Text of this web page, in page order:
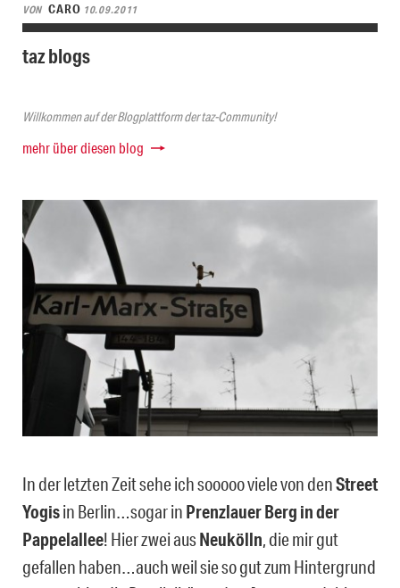
VON CARO 10.09.2011
taz blogs
Willkommen auf der Blogplattform der taz-Community!
mehr über diesen blog
In der letzten Zeit sehe ich sooooo viele von denStreet
Yogisin Berlin…sogar in Prenzlauer Berg in der
Pappelallee! Hier zwei ausNeukölln, die mir gut
gefallen haben…auch weil sie so gut zum Hintergrund